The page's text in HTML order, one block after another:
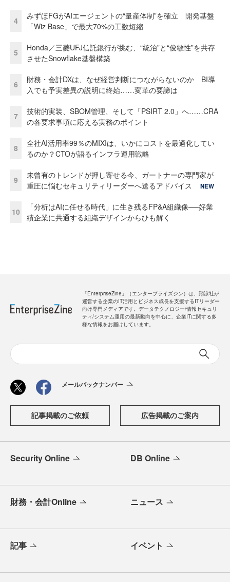
4
みずほFGがAIエージェントの“量産体制”を確立 開発基盤
「Wiz Base」で最大70%の工数短縮
5
Honda／三菱UFJ信託銀行が挑む、“統治”と“俊敏性”を共存
させたSnowflake基盤構築
6
財務・会計DXは、なぜ経営判断につながらないのか BI導
入でも予実差異の説明に終始……変革の要諦は
7
技術的実装、SBOM管理、そして「PSIRT 2.0」へ……CRA
の各要求事項に応える実務のポイント
8
全社AI活用率99％のMIXIは、いかにコストを最適化してい
るのか？CTOが語るインフラ運用戦略
9
未曾有のトレンドが押し寄せる今、ガートナーの専門家が
重圧に悩むセキュリティリーダーへ送るアドバイス
NEW
10
「分析はAIに任せる時代」に生き残るFP&A組織像──好業
績企業に共通する組織デザインからひも解く
「EnterpriseZine」（エンタープライズジン）は、翔泳社が
運営する企業のIT活用とビジネス成長を支援するITリーダー
向け専門メディアです。データテクノロジー/情報セキュリ
ティ/システム運用の最新動向を中心に、企業ITに関する多
様な情報をお届けしています。
メールバックナンバー
記事掲載のご依頼 広告掲載のご案内
Security Online DB Online
財務・会計Online ニュース
記事 イベント